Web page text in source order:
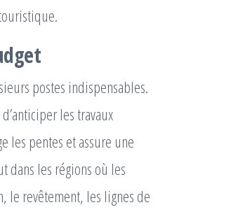
postes indispensables.
les travaux
les pentes et assure une
dans les régions où les
le revêtement, les lignes de